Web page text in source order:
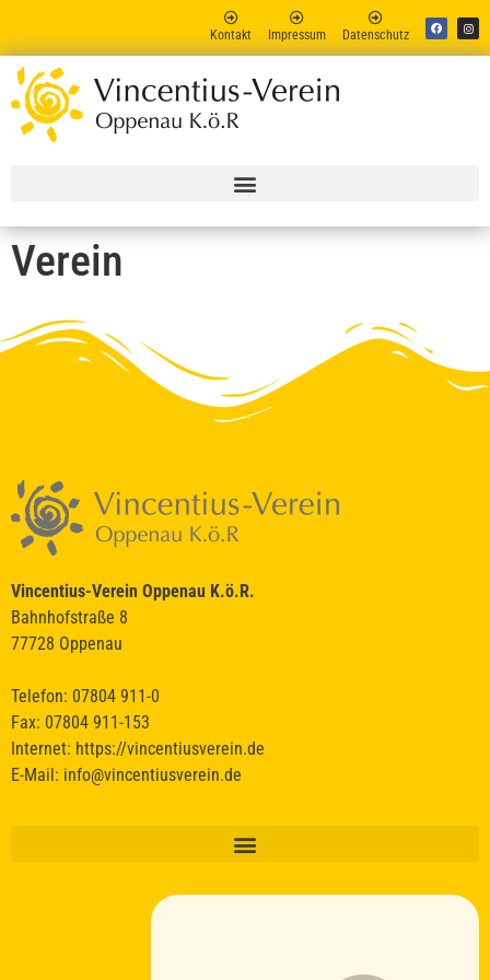
Kontakt Impressum Datenschutz
Verein
Vincentius-Verein Oppenau K.ö.R.
Bahnhofstraße 8
77728 Oppenau
Telefon: 07804 911-0
Fax: 07804 911-153
Internet: https://vincentiusverein.de
E-Mail: info@vincentiusverein.de
Vincent
Online
Um den Chat zu nutzen, stimme bitte der Verarbeitung deiner Nachrichten
durch einen KI-Dienst zu.
Ich stimme zu